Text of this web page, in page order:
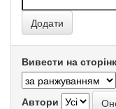
Вивести на
Автори